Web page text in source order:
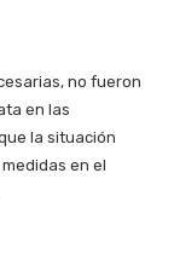
no fueron
en las
la situación
en el